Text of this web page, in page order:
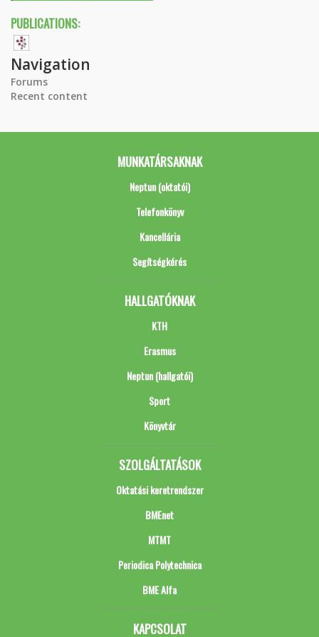
PUBLICATIONS:
Navigation
Forums
Recent content
MUNKATÁRSAKNAK
Neptun (oktatói)
Telefonkönyv
Kancellária
Segítségkérés
HALLGATÓKNAK
KTH
Erasmus
Neptun (hallgatói)
Sport
Könyvtár
SZOLGÁLTATÁSOK
Oktatási keretrendszer
BMEnet
MTMT
Periodica Polytechnica
BME Alfa
KAPCSOLAT